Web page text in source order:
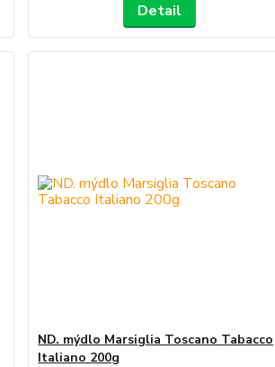
Detail
ND. mýdlo Marsiglia Toscano Tabacco
Italiano 200g